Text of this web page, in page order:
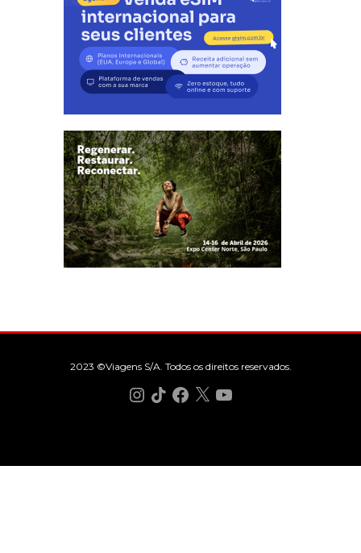
2023 ©Viagens S/A. Todos os direitos reservados.
Instagram
TikTokFacebook
X YouTube